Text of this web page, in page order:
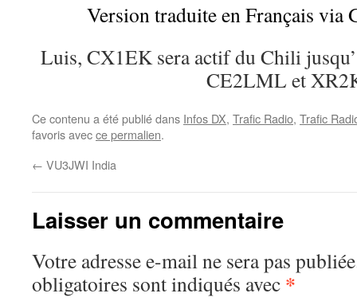
Version traduite en Français via
Luis, CX1EK sera actif du Chili
CE2LML et
Ce contenu a été publié dans Infos DX, Trafic Radio, Trafic
favoris avecce permalien.
← VU3JWI India
Laisser un commentaire
Votre adresse e-mail ne sera pas
obligatoires sont indiqués avec *